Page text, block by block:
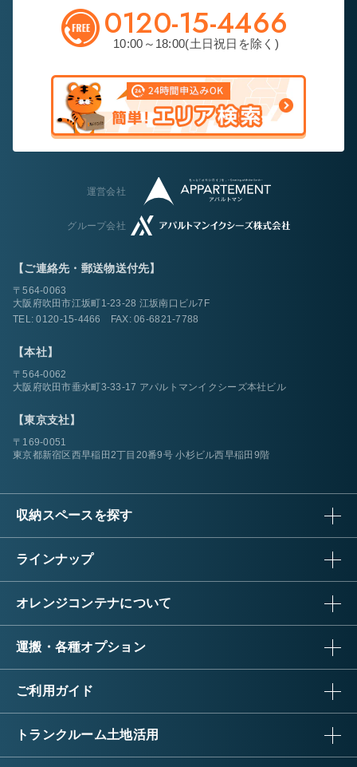
0120-15-4466
10:00～18:00(土日祝日を除く)
運営会社
グループ会社
【ご連絡先・郵送物送付先】
〒564-0063
大阪府吹田市江坂町1-23-28 江坂南口ビル7F
TEL:0120-15-4466 FAX: 06-6821-7788
【本社】
〒564-0062
大阪府吹田市垂水町3-33-17 アパルトマンイクシーズ本社ビル
【東京支社】
〒169-0051
東京都新宿区西早稲田2丁目20番9号 小杉ビル西早稲田9階
収納スペースを探す
ラインナップ
オレンジコンテナについて
運搬・各種オプション
ご利用ガイド
トランクルーム土地活用